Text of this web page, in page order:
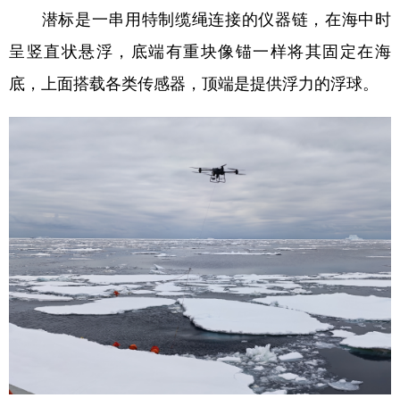
潜标是一串用特制缆绳连接的仪器链，在海中时
呈竖直状悬浮，底端有重块像锚一样将其固定在海
底，上面搭载各类传感器，顶端是提供浮力的浮球。